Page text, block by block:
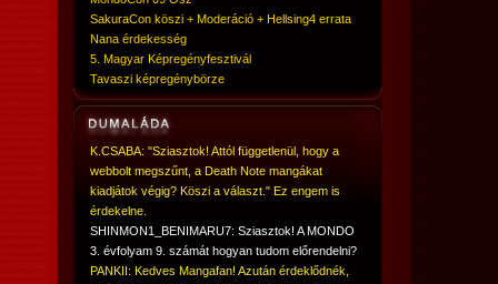
SakuraCon köszi + Moderáció + Hellsing4 errata
Nana érdekesség
5. Magyar Képregényfesztivál
Tavaszi képregénybörze
K.CSABA: "Sziasztok! Attól függetlenül, hogy a
webbolt megszűnt, a Death Note mangákat
kiadjátok végig? Köszi a választ." Ez engem is
érdekelne.
SHINMON1_BENIMARU7: Sziasztok! A MONDO
3. évfolyam 9. számát hogyan tudom előrendelni?
PANKII: Kedves Mangafan! Azután érdeklődnék,